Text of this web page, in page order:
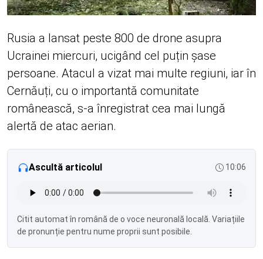
Rusia a lansat peste 800 de drone asupra
Ucrainei miercuri, ucigând cel puțin șase
persoane. Atacul a vizat mai multe regiuni, iar în
Cernăuți, cu o importantă comunitate
românească, s-a înregistrat cea mai lungă
alertă de atac aerian.
Ascultă articolul 10:06
Citit automat în română de o voce neuronală locală. Variațiile
de pronunție pentru nume proprii sunt posibile.